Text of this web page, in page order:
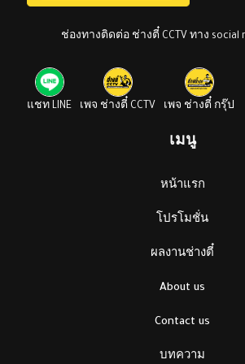
ช่องทางติดต่อ ช่างตี๋ CCTV ทาง social
แชท LINE เพจ ช่างตี๋ CCTV เพจ ช่างตี๋ กรุ๊ป
เมนู
หน้าแรก
โปรโมชั่น
ผลงานช่างตี๋
About us
Contact us
บทความ